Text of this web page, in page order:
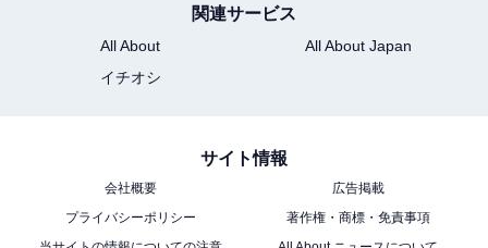
関連サービス
All About
All About Japan
イチオシ
サイト情報
会社概要
広告掲載
プライバシーポリシー
著作権・商標・免責事項